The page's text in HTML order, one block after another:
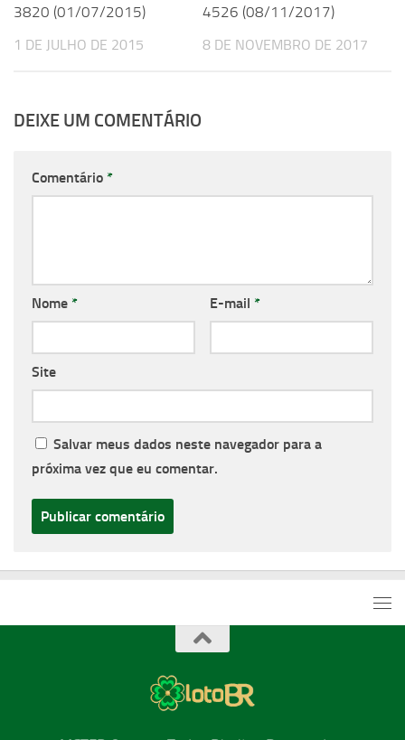
3820 (01/07/2015)
1 DE JULHO DE 2015
4526 (08/11/2017)
8 DE NOVEMBRO DE 2017
DEIXE UM COMENTÁRIO
Comentário *
Nome * E-mail *
Site
Salvar meus dados neste navegador para a
próxima vez que eu comentar.